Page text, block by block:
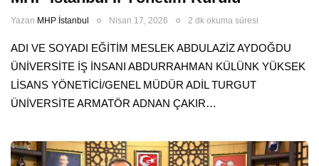
Yazan MHP İstanbul Nisan 17, 2026 2 dk okuma süresi
ADI VE SOYADI EĞİTİM MESLEK ABDULAZİZ AYDOĞDU
ÜNİVERSİTE İŞ İNSANI ABDURRAHMAN KÜLÜNK YÜKSEK
LİSANS YÖNETİCİ/GENEL MÜDÜR ADİL TURGUT
ÜNİVERSİTE ARMATÖR ADNAN ÇAKIR…